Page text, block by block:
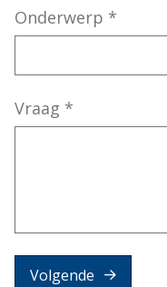
Onderwerp *
Vraag *
Volgende